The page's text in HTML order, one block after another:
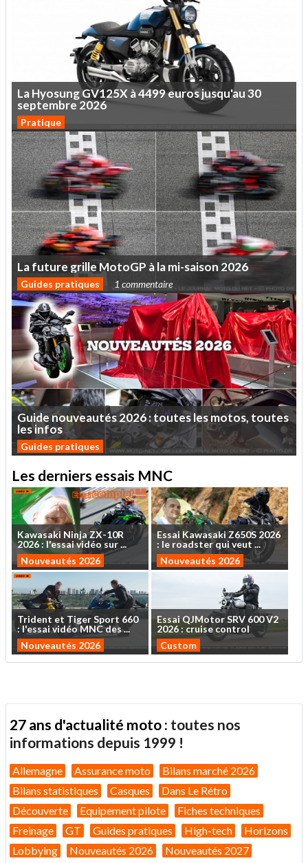
LaHyosungGV125X à4499eurosjusqu'au30
septembre2026
Pratique
Lafuturegrille MotoGP àlami-saison 2026
Guides pratiques 1 commentaire
Guidenouveautés2026:touteslesmotos,toutes
lesinfos
Guides pratiques
Les derniers essais MNC
Kawasaki NinjaZX-10R
2026: l'essaividéo sur...
Nouveautés 2026
Essai Kawasaki Z650S 2026
: le roadsterquiveut ...
Nouveautés 2026
Trident et TigerSport 660
: l'essaividéo MNCdes...
Nouveautés 2026
EssaiQJMotorSRV 600V2
2026 : cruise control
Custom
27 ans d'actualité moto : toutes nos
informations depuis 1999 !
Allemagne Assurance moto
Bilans marché 2026
Bilans statistiques
Casques
Dans Le Rétro
Découverte
Equipement pilote
Fiches techniques
Freinage
GT Guides pratiques High-tech
Horizons
Lobbying
Nouveautés 2026 Nouveautés 2027